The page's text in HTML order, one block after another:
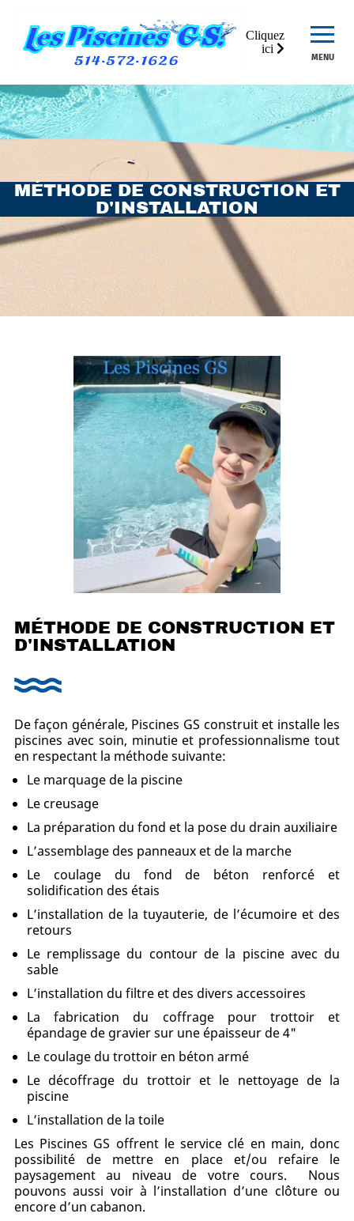
Cliquez
ici
MÉTHODE DE CONSTRUCTION ET
D'INSTALLATION
MENU
MÉTHODE DE CONSTRUCTION ET
D'INSTALLATION
De façon générale, Piscines GS construit et installe les
piscines avec soin, minutie et professionnalisme tout
en respectant la méthode suivante:
Le marquage de la piscine
Le creusage
La préparation du fond et la pose du drain auxiliaire
L’assemblage des panneaux et de la marche
Le coulage du fond de béton renforcé et
solidification des étais
L’installation de la tuyauterie, de l’écumoire et des
retours
Le remplissage du contour de la piscine avec du
sable
L’installation du filtre et des divers accessoires
La fabrication du coffrage pour trottoir et
épandage de gravier sur une épaisseur de 4"
Le coulage du trottoir en béton armé
Le décoffrage du trottoir et le nettoyage de la
piscine
L’installation de la toile
Les Piscines GS offrent le service clé en main, donc
possibilité de mettre en place et/ou refaire le
paysagement au niveau de votre cours. Nous
pouvons aussi voir à l’installation d’une clôture ou
encore d’un cabanon.